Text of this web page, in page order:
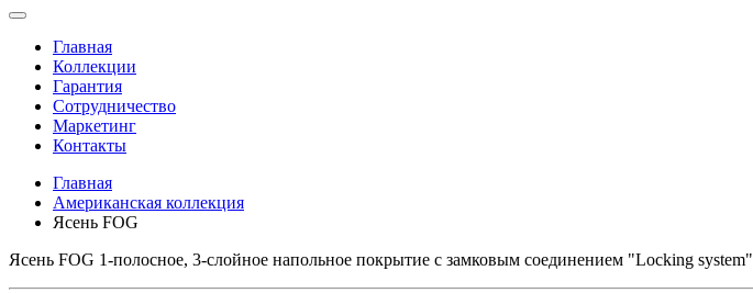
Главная
Коллекции
Гарантия
Сотрудничество
Маркетинг
Контакты
Главная
Американская коллекция
Ясень FOG
Ясень FOG 1-полосное, 3-слойное напольное покрытие с замковым соединением "Locking system"